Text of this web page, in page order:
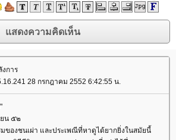
การ
28 กรกฎาคม 2552 6:42:55 น.
น ๕๒
ของชนเผ่า และประเพณีที่หาดูได้ยากยิ่งในสมัยนี้